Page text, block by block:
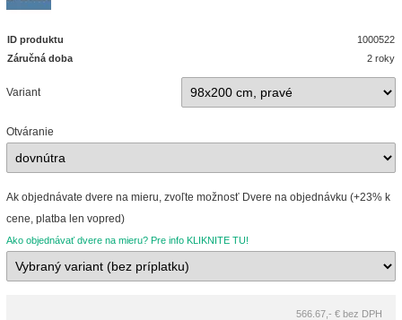
ID produktu
1000522
Záručná doba
2 roky
Variant
Otváranie
Ak objednávate dvere na mieru, zvoľte možnosť Dvere na objednávku (+23% k
cene, platba len vopred)
Ako objednávať dvere na mieru? Pre info KLIKNITE TU!
566.67,- € bez DPH